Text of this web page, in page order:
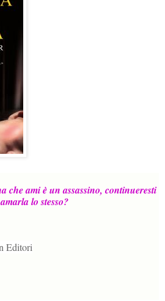
che ami è un assassino, continueresti
lo stesso?
Editori